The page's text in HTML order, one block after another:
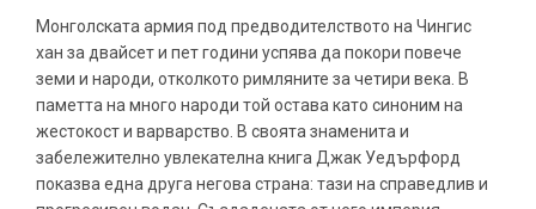
Монголската армия под предводителството на Чингис
хан за двайсет и пет години успява да покори повече
земи и народи, отколкото римляните за четири века. В
паметта на много народи той остава като синоним на
жестокост и варварство. В своята знаменита и
забележително увлекателна книга Джак Уедърфорд
показва една друга негова страна: тази на справедлив и